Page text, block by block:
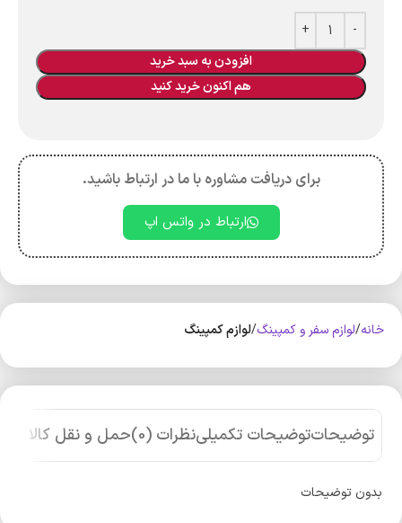
افزودن به سبد خرید
هم اکنون خرید کنید
برای دریافت مشاوره با ما در ارتباط باشید.
ارتباط در واتس اپ
خانه لوازم سفر و کمپینگ لوازم کمپینگ
توضیحاتتوضیحات تکمیلینظرات (0) حمل و نقل کالا
بدون توضیحات